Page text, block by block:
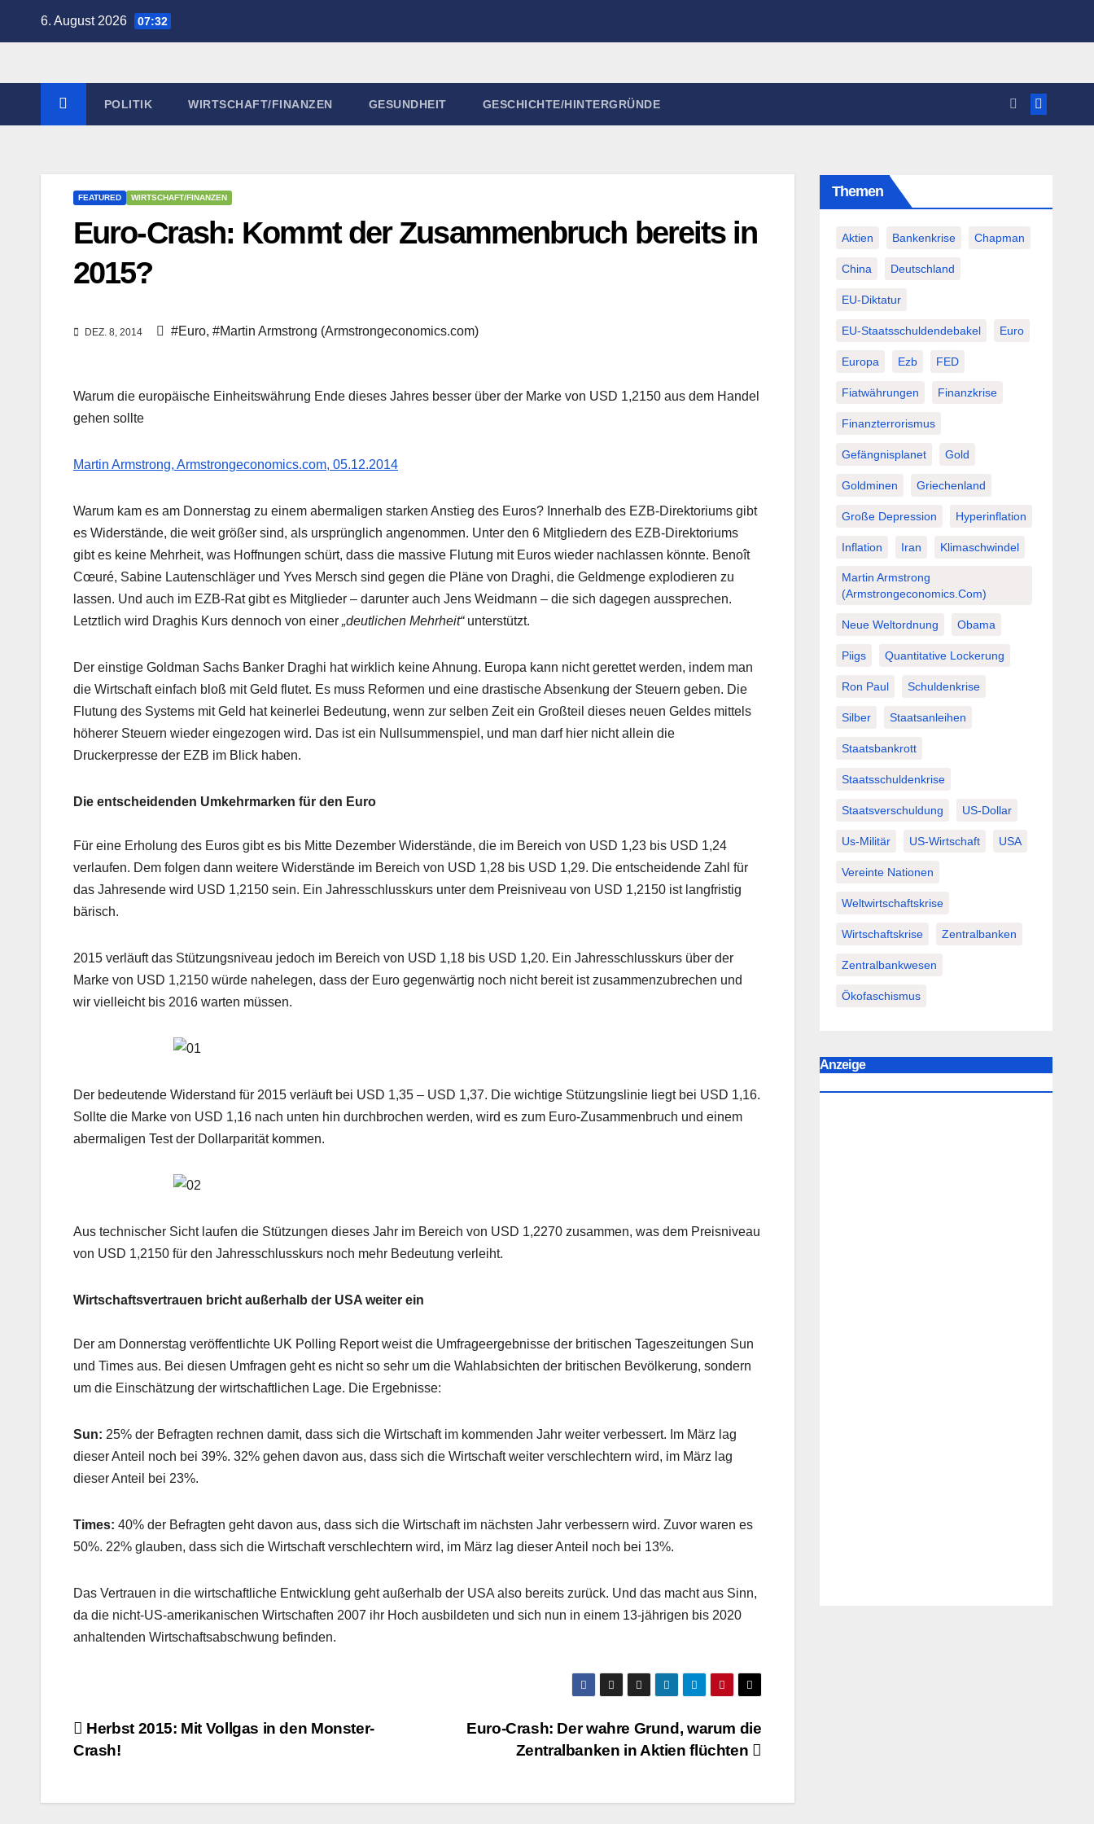
6. August 2026 07:32
POLITIK WIRTSCHAFT/FINANZEN GESUNDHEIT GESCHICHTE/HINTERGRÜNDE
FEATURED WIRTSCHAFT/FINANZEN
Euro-Crash: Kommt der Zusammenbruch bereits in
2015?
DEZ. 8, 2014 #Euro, #Martin Armstrong (Armstrongeconomics.com)
Warum die europäische Einheitswährung Ende dieses Jahres besser über der Marke von USD 1,2150 aus dem Handel
gehen sollte
Martin Armstrong, Armstrongeconomics.com, 05.12.2014
Warum kam es am Donnerstag zu einem abermaligen starken Anstieg des Euros? Innerhalb des EZB-Direktoriums gibt
es Widerstände, die weit größer sind, als ursprünglich angenommen. Unter den 6 Mitgliedern des EZB-Direktoriums
gibt es keine Mehrheit, was Hoffnungen schürt, dass die massive Flutung mit Euros wieder nachlassen könnte. Benoît
Cœuré, Sabine Lautenschläger und Yves Mersch sind gegen die Pläne von Draghi, die Geldmenge explodieren zu
lassen. Und auch im EZB-Rat gibt es Mitglieder – darunter auch Jens Weidmann – die sich dagegen aussprechen.
Letztlich wird Draghis Kurs dennoch von einer „deutlichen Mehrheit“unterstützt.
Der einstige Goldman Sachs Banker Draghi hat wirklich keine Ahnung. Europa kann nicht gerettet werden, indem man
die Wirtschaft einfach bloß mit Geld flutet. Es muss Reformen und eine drastische Absenkung der Steuern geben. Die
Flutung des Systems mit Geld hat keinerlei Bedeutung, wenn zur selben Zeit ein Großteil dieses neuen Geldes mittels
höherer Steuern wieder eingezogen wird. Das ist ein Nullsummenspiel, und man darf hier nicht allein die
Druckerpresse der EZB im Blick haben.
Die entscheidenden Umkehrmarken für den Euro
Für eine Erholung des Euros gibt es bis Mitte Dezember Widerstände, die im Bereich von USD 1,23 bis USD 1,24
verlaufen. Dem folgen dann weitere Widerstände im Bereich von USD 1,28 bis USD 1,29. Die entscheidende Zahl für
das Jahresende wird USD 1,2150 sein. Ein Jahresschlusskurs unter dem Preisniveau von USD 1,2150 ist langfristig
bärisch.
2015 verläuft das Stützungsniveau jedoch im Bereich von USD 1,18 bis USD 1,20. Ein Jahresschlusskurs über der
Marke von USD 1,2150 würde nahelegen, dass der Euro gegenwärtig noch nicht bereit ist zusammenzubrechen und
wir vielleicht bis 2016 warten müssen.
Der bedeutende Widerstand für 2015 verläuft bei USD 1,35 – USD 1,37. Die wichtige Stützungslinie liegt bei USD 1,16.
Sollte die Marke von USD 1,16 nach unten hin durchbrochen werden, wird es zum Euro-Zusammenbruch und einem
abermaligen Test der Dollarparität kommen.
Aus technischer Sicht laufen die Stützungen dieses Jahr im Bereich von USD 1,2270 zusammen, was dem Preisniveau
von USD 1,2150 für den Jahresschlusskurs noch mehr Bedeutung verleiht.
Wirtschaftsvertrauen bricht außerhalb der USA weiter ein
Der am Donnerstag veröffentlichte UK Polling Report weist die Umfrageergebnisse der britischen Tageszeitungen Sun
und Times aus. Bei diesen Umfragen geht es nicht so sehr um die Wahlabsichten der britischen Bevölkerung, sondern
um die Einschätzung der wirtschaftlichen Lage. Die Ergebnisse:
Sun: 25% der Befragten rechnen damit, dass sich die Wirtschaft im kommenden Jahr weiter verbessert. Im März lag
dieser Anteil noch bei 39%. 32% gehen davon aus, dass sich die Wirtschaft weiter verschlechtern wird, im März lag
dieser Anteil bei 23%.
Times: 40% der Befragten geht davon aus, dass sich die Wirtschaft im nächsten Jahr verbessern wird. Zuvor waren es
50%. 22% glauben, dass sich die Wirtschaft verschlechtern wird, im März lag dieser Anteil noch bei 13%.
Das Vertrauen in die wirtschaftliche Entwicklung geht außerhalb der USA also bereits zurück. Und das macht aus Sinn,
da die nicht-US-amerikanischen Wirtschaften 2007 ihr Hoch ausbildeten und sich nun in einem 13-jährigen bis 2020
anhaltenden Wirtschaftsabschwung befinden.
Beitragsnavigation
Euro-Crash: Der wahre Grund, warum die
Zentralbanken in Aktien flüchten
Herbst 2015: Mit Vollgas in den Monster-
Crash!
Themen
Aktien Bankenkrise Chapman
China Deutschland
EU-Diktatur
EU-Staatsschuldendebakel Euro
Europa Ezb FED
Fiatwährungen Finanzkrise
Finanzterrorismus
Gefängnisplanet Gold
Goldminen Griechenland
Große Depression Hyperinflation
Inflation Iran Klimaschwindel
Martin Armstrong
(Armstrongeconomics.com)
Neue Weltordnung Obama
Piigs Quantitative Lockerung
Ron Paul Schuldenkrise
Silber Staatsanleihen
Staatsbankrott
Staatsschuldenkrise
Staatsverschuldung US-Dollar
Us-Militär US-Wirtschaft USA
Vereinte Nationen
Weltwirtschaftskrise
Wirtschaftskrise Zentralbanken
Zentralbankwesen
Ökofaschismus
Anzeige